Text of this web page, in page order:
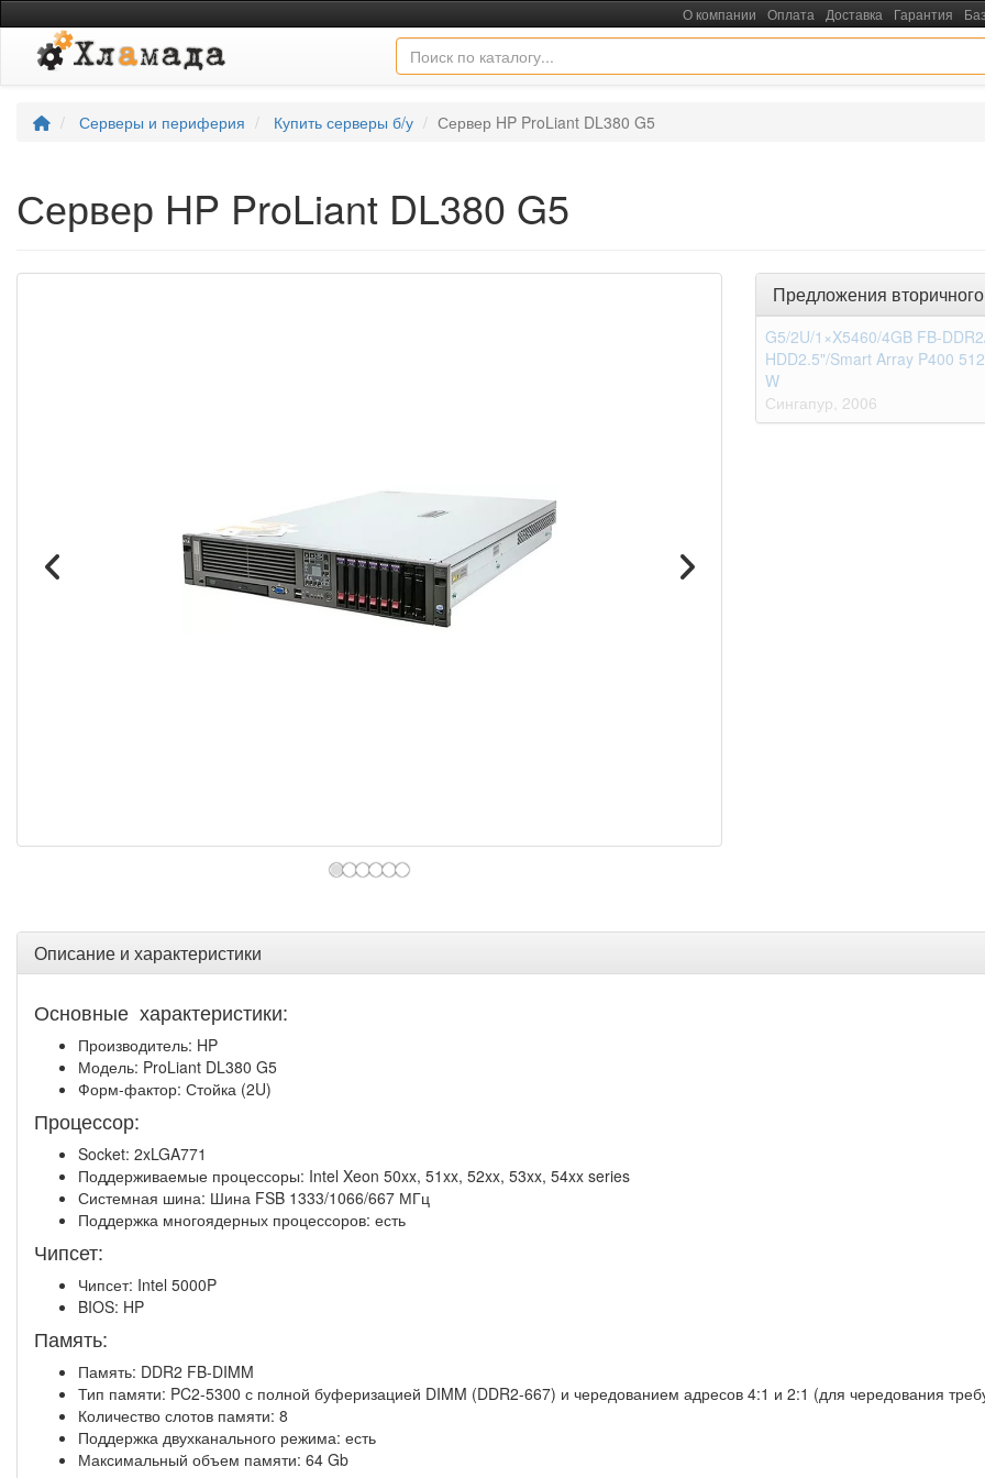
О компании Оплата Доставка Гарантия
Серверы и периферия Купить серверы б/у Сервер HP ProLiant DL380 G5
Сервер HP ProLiant DL380 G5
Предложения
G5/2U/1×X5460/4GB FB-
HDD2.5"/Smart Array P400
W
Сингапур 2006
Описание и характеристики
Основные характеристики:
Производитель: HP
Модель: ProLiant DL380 G5
Форм-фактор: Стойка (2U)
Процессор:
Socket: 2xLGA771
Поддерживаемые процессоры: Intel Xeon 50xx, 51xx, 52xx, 53xx, 54xx series
Системная шина: Шина FSB 1333/1066/667 МГц
Поддержка многоядерных процессоров: есть
Чипсет:
Чипсет: Intel 5000P
BIOS: HP
Память:
Память: DDR2 FB-DIMM
Тип памяти: PC2-5300 с полной буферизацией DIMM (DDR2-667) и чередованием адресов 4:1 и 2:1 (для чередования
Количество слотов памяти: 8
Поддержка двухканального режима: есть
Максимальный объем памяти: 64 Gb